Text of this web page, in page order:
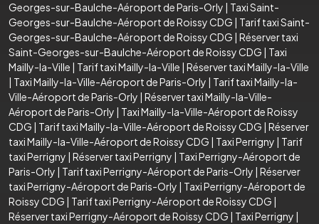
Georges-sur-Baulche-Aéroport de Paris-Orly | Taxi Saint-
Georges-sur-Baulche-Aéroport de Roissy CDG | Tarif taxi Saint-
Georges-sur-Baulche-Aéroport de Roissy CDG | Réserver taxi
Saint-Georges-sur-Baulche-Aéroport de Roissy CDG | Taxi
Mailly-la-Ville | Tarif taxi Mailly-la-Ville | Réserver taxi Mailly-la-Ville
| Taxi Mailly-la-Ville-Aéroport de Paris-Orly | Tarif taxi Mailly-la-
Ville-Aéroport de Paris-Orly | Réserver taxi Mailly-la-Ville-
Aéroport de Paris-Orly | Taxi Mailly-la-Ville-Aéroport de Roissy
CDG | Tarif taxi Mailly-la-Ville-Aéroport de Roissy CDG | Réserver
taxi Mailly-la-Ville-Aéroport de Roissy CDG | Taxi Perrigny | Tarif
taxi Perrigny | Réserver taxi Perrigny | Taxi Perrigny-Aéroport de
Paris-Orly | Tarif taxi Perrigny-Aéroport de Paris-Orly | Réserver
taxi Perrigny-Aéroport de Paris-Orly | Taxi Perrigny-Aéroport de
Roissy CDG | Tarif taxi Perrigny-Aéroport de Roissy CDG |
Réserver taxi Perrigny-Aéroport de Roissy CDG | Taxi Perrigny |